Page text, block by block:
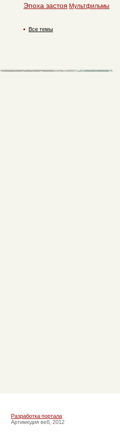
Эпоха застоя Мультфильмы
Все темы
Разработка портала
Артимедия веб, 2012